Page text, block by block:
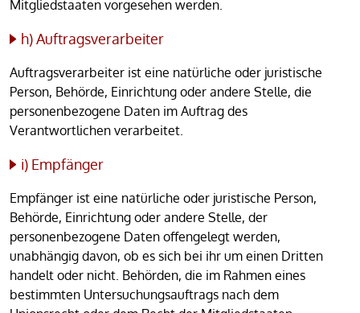
Mitgliedstaaten vorgesehen werden.
h) Auftragsverarbeiter
Auftragsverarbeiter ist eine natürliche oder juristische
Person, Behörde, Einrichtung oder andere Stelle, die
personenbezogene Daten im Auftrag des
Verantwortlichen verarbeitet.
i) Empfänger
Empfänger ist eine natürliche oder juristische Person,
Behörde, Einrichtung oder andere Stelle, der
personenbezogene Daten offengelegt werden,
unabhängig davon, ob es sich bei ihr um einen Dritten
handelt oder nicht. Behörden, die im Rahmen eines
bestimmten Untersuchungsauftrags nach dem